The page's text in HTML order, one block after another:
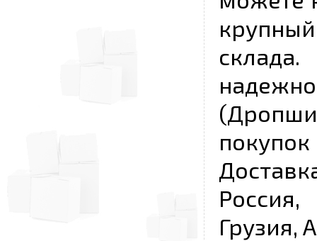
Грузия,